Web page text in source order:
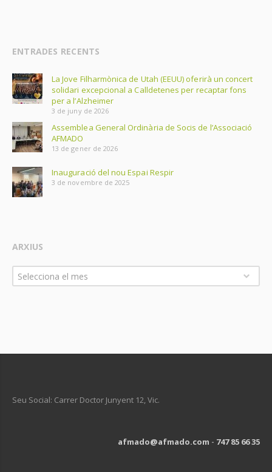
ENTRADES RECENTS
La Jove Filharmònica de Utah (EEUU) oferirà un concert
solidari excepcional a Calldetenes per recaptar fons
per a l’Alzheimer
3 de juny de 2026
Assemblea General Ordinària de Socis de l’Associació
AFMADO
13 de gener de 2026
Inauguració del nou Espai Respir
3 de novembre de 2025
ARXIUS
Arxius
Selecciona el mes
Seu Social: Carrer Doctor Junyent 12, Vic.
afmado@afmado.com - 747 85 66 35